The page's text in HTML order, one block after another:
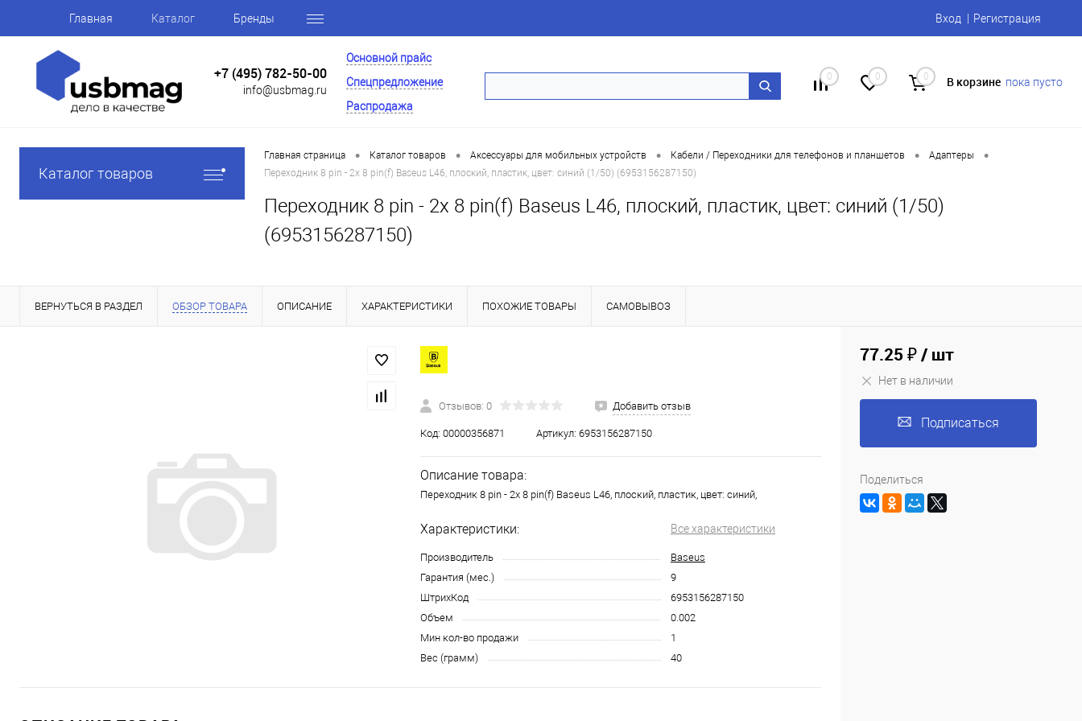
Главная Каталог Бренды Вход Регистрация
+7 (495) 782-50-00
info@usbmag.ru
Основной прайс
Спецпредложение
Распродажа
0 0 0 В корзине пока пусто
Каталог товаров
Главная страница • Каталог товаров • Аксессуары для мобильных устройств • Кабели / Переходники для телефонов и планшетов • Адаптеры •
Переходник 8 pin - 2x 8 pin(f) Baseus L46, плоский, пластик, цвет: синий (1/50) (6953156287150)
Переходник 8 pin - 2x 8 pin(f) Baseus L46, плоский, пластик, цвет: синий (1/50)
(6953156287150)
ВЕРНУТЬСЯ В РАЗДЕЛ ОБЗОР ТОВАРА ОПИСАНИЕ ХАРАКТЕРИСТИКИ ПОХОЖИЕ ТОВАРЫ САМОВЫВОЗ
Отзывов: 0 Добавить отзыв
Код: 00000356871 Артикул: 6953156287150
Описание товара:
Переходник 8 pin - 2x 8 pin(f) Baseus L46, плоский, пластик, цвет: синий,
Характеристики: Все характеристики
Производитель
Baseus
Гарантия (мес.)
9
ШтрихКод
6953156287150
Объем
0.002
Мин кол-во продажи
1
Вес (грамм)
40
77.25 ₽/ шт
Нет в наличии
Подписаться
Поделиться